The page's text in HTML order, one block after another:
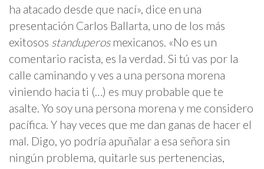
ha atacado desde que nací», dice en una
presentación Carlos Ballarta, uno de los más
exitosos standuperosmexicanos. «No es un
comentario racista, es la verdad. Si tú vas por la
calle caminando y ves a una persona morena
viniendo hacia ti (…) es muy probable que te
asalte. Yo soy una persona morena y me considero
pacífica. Y hay veces que me dan ganas de hacer el
mal. Digo, yo podría apuñalar a esa señora sin
ningún problema, quitarle sus pertenencias,